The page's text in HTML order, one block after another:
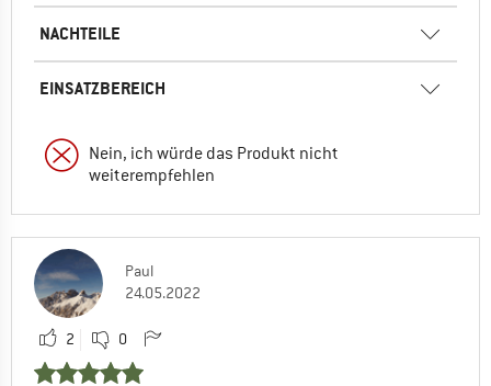
NACHTEILE
EINSATZBEREICH
Nein, ich würde das Produkt nicht
weiterempfehlen
Paul
24.05.2022
2 0